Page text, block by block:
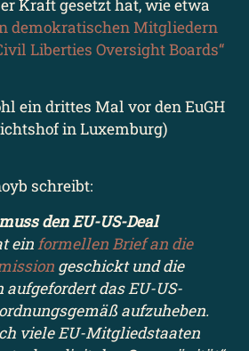
Kraft gesetzt hat, wie etwa
demokratischen Mitgliedern
Liberties Oversight Boards“
ein drittes Mal vor den EuGH
in Luxemburg)
schreibt:
den EU-US-Deal
einformellen Brief an die
geschickt und die
das EU-US-
aufzuheben.
viele EU-Mitgliedstaaten